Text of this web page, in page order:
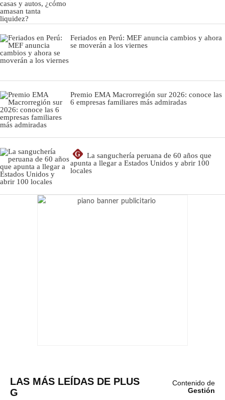
Feriados en Perú: MEF anuncia cambios y ahora
se moverán a los viernes
Premio EMA Macrorregión sur 2026: conoce las
6 empresas familiares más admiradas
G
La sanguchería peruana de 60 años que
apunta a llegar a Estados Unidos y abrir 100
locales
LAS MÁS LEÍDAS DE PLUS
G
Contenido de
Gestión